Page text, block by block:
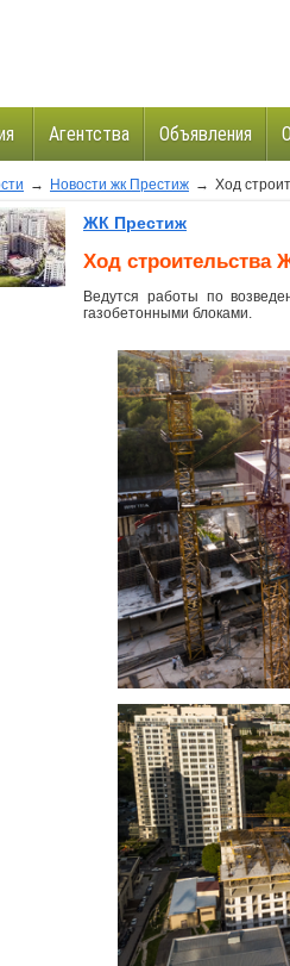
Агентства Объявления
→ Новости жк Престиж → Ход
ЖК Престиж
Ход строительства
Ведутся работы по
газобетонными блоками.